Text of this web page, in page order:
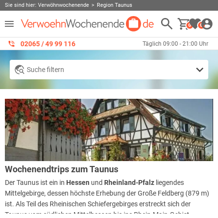
Sie sind hier: Verwöhnwochenende Region Taunus
0 0
02065 / 49 ‌99 116 Täglich 09:00 - 21:00 Uhr
Suche filtern
Wochenendtrips zum Taunus
Der Taunus ist ein in Hessen und Rheinland-Pfalz liegendes
Mittelgebirge, dessen höchste Erhebung der Große Feldberg (879 m)
ist. Als Teil des Rheinischen Schiefergebirges erstreckt sich der
Taunus vom südlichen Mittelhessen bis ins Rhein-Main-Gebiet.